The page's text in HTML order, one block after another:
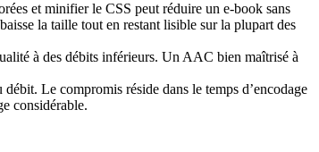
et minifier le CSS peut réduire un e‑book sans
la taille tout en restant lisible sur la plupart des
à des débits inférieurs. Un AAC bien maîtrisé à
Le compromis réside dans le temps d’encodage
considérable.